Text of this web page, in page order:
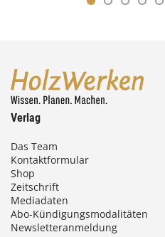
Verlag
Das Team
Kontaktformular
Shop
Zeitschrift
Mediadaten
Abo-Kündigungsmodalitäten
Newsletteranmeldung